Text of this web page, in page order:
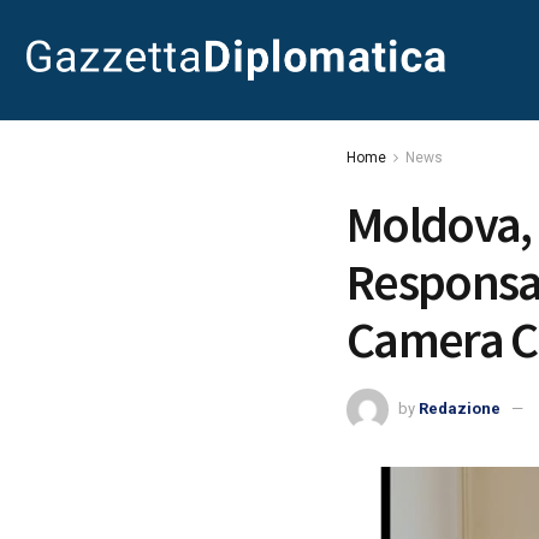
Home News
Camera
by Redazione